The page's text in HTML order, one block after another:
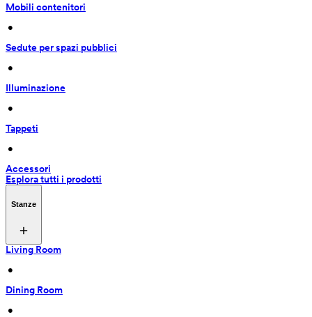
Mobili contenitori
•
Sedute per spazi pubblici
•
Illuminazione
•
Tappeti
•
Accessori
Esplora tutti i prodotti
Stanze
Living Room
•
Dining Room
•